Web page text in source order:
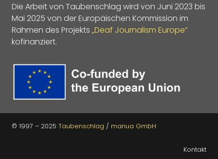
Die Arbeit von Taubenschlag wird von Juni 2023 bis
Mai 2025 von der Europäischen Kommission im
Rahmen des Projekts „Deaf Journalism Europe“
kofinanziert.
© 1997 – 2025 Taubenschlag / manua GmbH
Kontakt